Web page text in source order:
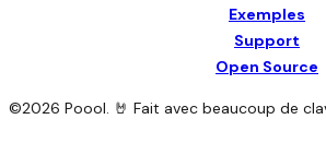
Exemples
Support
Open Source
©2026 Poool. 🤘 Fait avec beaucoup de